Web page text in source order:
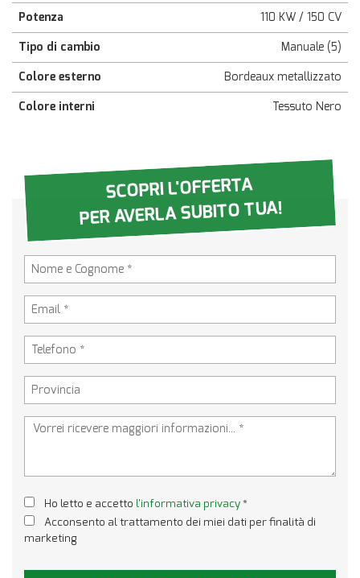
Potenza
110 KW / 150 CV
Tipo di cambio
Manuale (5)
Colore esterno
Bordeaux metallizzato
Colore interni
Tessuto Nero
SCOPRI L'OFFERTA
PER AVERLA SUBITO TUA!
Ho letto e accetto l'informativa privacy*
Acconsento al trattamento dei miei dati per finalità di
marketing